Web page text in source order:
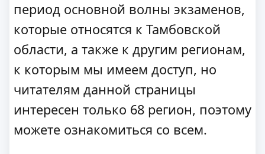
период основной волны экзаменов,
которые относятся к Тамбовской
области, а также к другим регионам,
к которым мы имеем доступ, но
читателям данной страницы
интересен только 68 регион, поэтому
можете ознакомиться со всем.